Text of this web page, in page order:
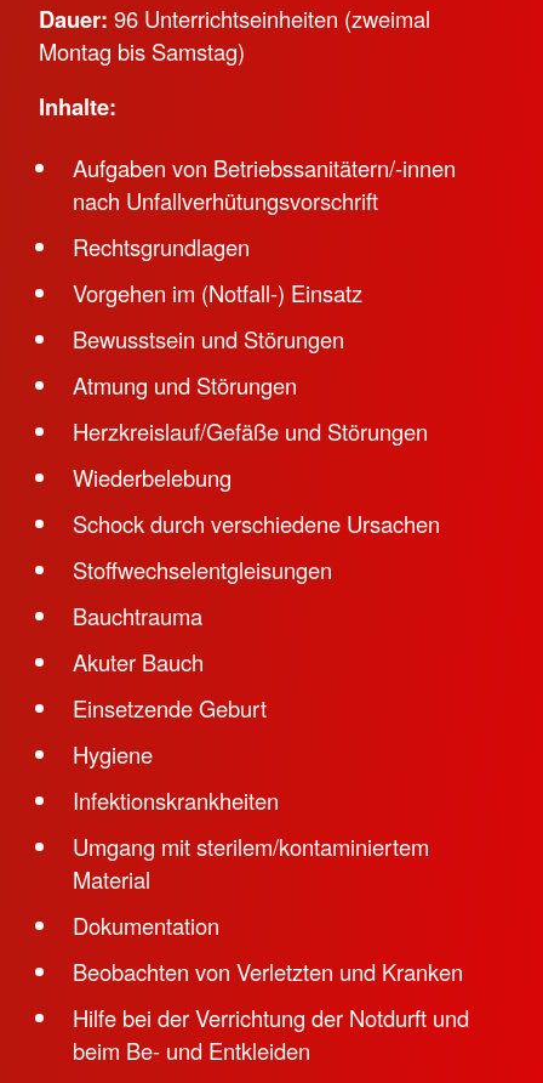
Dauer: 96 Unterrichtseinheiten (zweimal
Montag bis Samstag)
Inhalte:
Aufgaben von Betriebssanitätern/-innen
nach Unfallverhütungsvorschrift
Rechtsgrundlagen
Vorgehen im (Notfall-) Einsatz
Bewusstsein und Störungen
Atmung und Störungen
Herzkreislauf/Gefäße und Störungen
Wiederbelebung
Schock durch verschiedene Ursachen
Stoffwechselentgleisungen
Bauchtrauma
Akuter Bauch
Einsetzende Geburt
Hygiene
Infektionskrankheiten
Umgang mit sterilem/kontaminiertem
Material
Dokumentation
Beobachten von Verletzten und Kranken
Hilfe bei der Verrichtung der Notdurft und
beim Be- und Entkleiden